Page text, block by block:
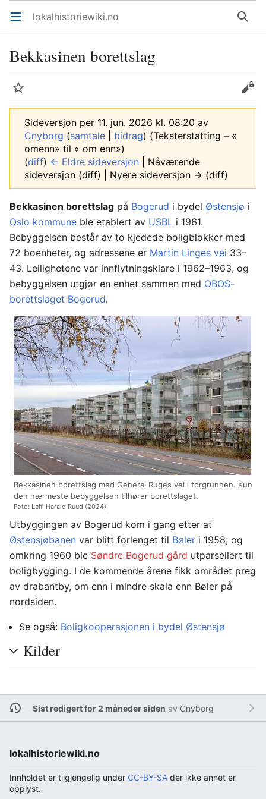
Åpne hovedmenyen lokalhistoriewiki.no Søk
Bekkasinen borettslag
Overvåk Rediger
Sideversjon per 11. jun. 2026 kl. 08:20 av
Cnyborg (samtale bidrag) (Teksterstatting – «
omenn» til « om enn»)
(diff) ← Eldre sideversjon | Nåværende
sideversjon (diff) | Nyere sideversjon → (diff)
Bekkasinen borettslag på Bogerud i bydel Østensjø i
Oslo kommune ble etablert av USBL i 1961.
Bebyggelsen består av to kjedede boligblokker med
72 boenheter, og adressene er Martin Linges vei 33–
43. Leilighetene var innflytningsklare i 1962–1963, og
bebyggelsen utgjør en enhet sammen med OBOS-
borettslaget Bogerud.
Bekkasinen borettslag med General Ruges vei i forgrunnen. Kun
den nærmeste bebyggelsen tilhører borettslaget.
Foto: Leif-Harald Ruud (2024).
Utbyggingen av Bogerud kom i gang etter at
Østensjøbanen var blitt forlenget til Bøler i 1958, og
omkring 1960 ble Søndre Bogerud gård utparsellert til
boligbygging. I de kommende årene fikk området preg
av drabantby, om enn i mindre skala enn Bøler på
nordsiden.
Se også: Boligkooperasjonen i bydel Østensjø
Kilder
Sist redigert for 2 måneder siden av Cnyborg
lokalhistoriewiki.no
Innholdet er tilgjengelig under CC-BY-SA der ikke annet er
opplyst.